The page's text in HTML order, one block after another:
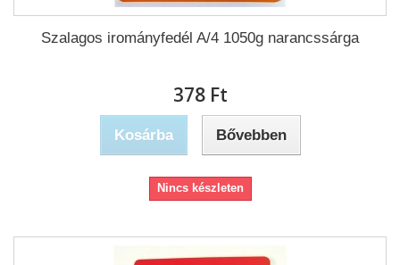
Szalagos irományfedél A/4 1050g narancssárga
378 Ft‎
Kosárba Bővebben
Nincs készleten